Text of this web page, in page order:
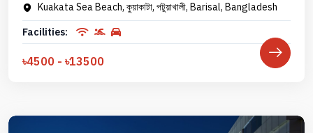
Kuakata Sea Beach, কুয়াকাটা, পটুয়াখালী, Barisal, Bangladesh
Facilities:
৳4500 - ৳13500